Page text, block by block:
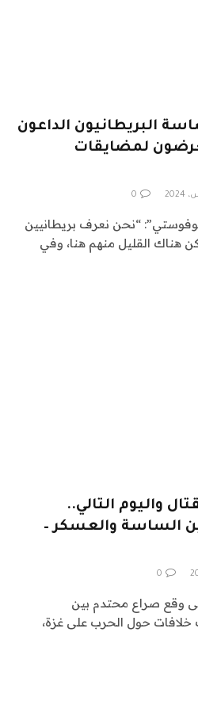
البريطانيون الداعون
لمضايقات
0
“نحن نعرف بريطانيين
هناك القليل منهم هنا، وفي
واليوم التالي..
الساسة والعسكر –
0
وقع صراع محتدم بين
خلافات حول الحرب على غزة،